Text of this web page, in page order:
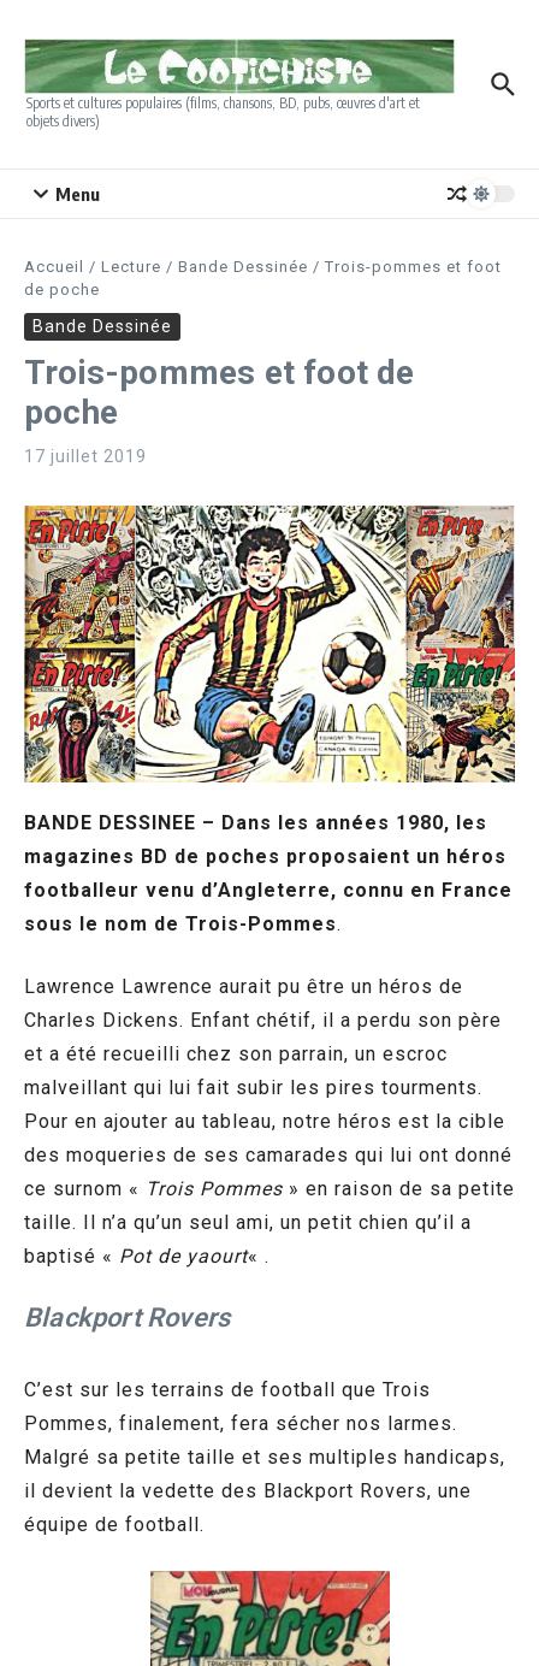
Sports et cultures populaires (films, chansons, BD, pubs, œuvres d'art et
objets divers)
Menu
Accueil / Lecture / Bande Dessinée / Trois-pommes et foot
de poche
Bande Dessinée
Trois-pommes et foot de
poche
17 juillet 2019
BANDE DESSINEE – Dans les années 1980, les
magazines BD de poches proposaient un héros
footballeur venu d’Angleterre, connu en France
sous le nom de Trois-Pommes.
Lawrence Lawrence aurait pu être un héros de
Charles Dickens. Enfant chétif, il a perdu son père
et a été recueilli chez son parrain, un escroc
malveillant qui lui fait subir les pires tourments.
Pour en ajouter au tableau, notre héros est la cible
des moqueries de ses camarades qui lui ont donné
ce surnom « Trois Pommes » en raison de sa petite
taille. Il n’a qu’un seul ami, un petit chien qu’il a
baptisé « Pot de yaourt« .
Blackport Rovers
C’est sur les terrains de football que Trois
Pommes, finalement, fera sécher nos larmes.
Malgré sa petite taille et ses multiples handicaps,
il devient la vedette des Blackport Rovers, une
équipe de football.